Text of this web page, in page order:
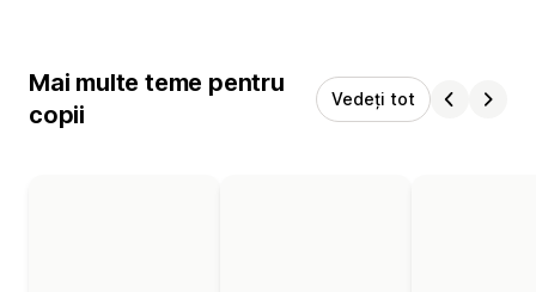
Mai multe teme pentru
copii
Vedeți tot